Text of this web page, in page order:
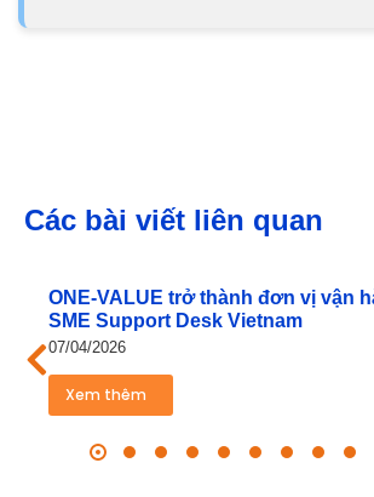
Các bài viết liên quan
ONE‑VALUE trở thành đơn vị vận
SME Support Desk Vietnam
07/04/2026
Xem thêm